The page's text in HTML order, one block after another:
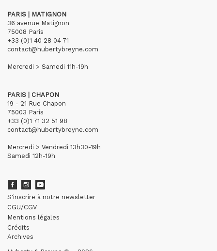
PARIS | MATIGNON
36 avenue Matignon
75008 Paris
+33 (0)1 40 28 04 71
contact@hubertybreyne.com
Mercredi > Samedi 11h-19h
PARIS | CHAPON
19 - 21 Rue Chapon
75003 Paris
+33 (0)1 71 32 51 98
contact@hubertybreyne.com
Mercredi > Vendredi 13h30-19h
Samedi 12h-19h
S'inscrire à notre newsletter
CGU/CGV
Mentions légales
Crédits
Archives